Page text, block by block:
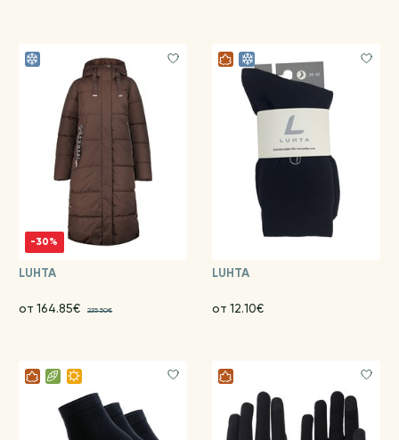
-30%
LUHTA
от 164.85€ 235.50€
LUHTA
от 12.10€